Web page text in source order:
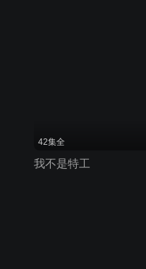
42集全
我不是特工